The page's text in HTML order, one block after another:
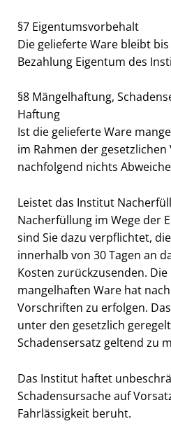
§7 Eigentumsvorbehalt
Die gelieferte Ware bleibt
Bezahlung Eigentum des
§8 Mängelhaftung,
Haftung
Ist die gelieferte Ware
im Rahmen der
nachfolgend nichts
Leistet das Institut
Nacherfüllung im Wege der
sind Sie dazu verpflichtet,
innerhalb von 30 Tagen an
Kosten zurückzusenden.
mangelhaften Ware hat
Vorschriften zu erfolgen.
unter den gesetzlich
Schadensersatz geltend zu
Das Institut haftet
Schadensursache auf
Fahrlässigkeit beruht.